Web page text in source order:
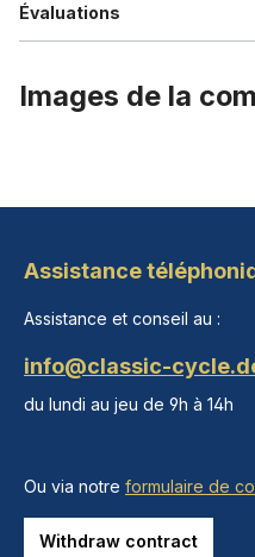
Évaluations
Images de la
Assistance
Assistance et conseil au :
info@classic-
du lundi au jeu de 9h à 14h
Ou via notre formulaire de
Withdraw contract